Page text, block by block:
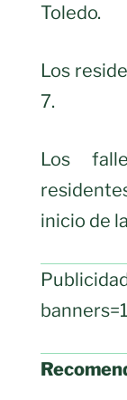
Toledo.
Los
7.
Los
inicio de